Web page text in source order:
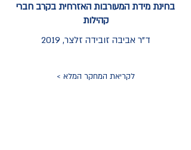
בחינת מידת המעורבות האזרחית בקרב חברי
קהילות
ד"ר אביבה זובידה זלצר, 2019
לקריאת המחקר המלא >